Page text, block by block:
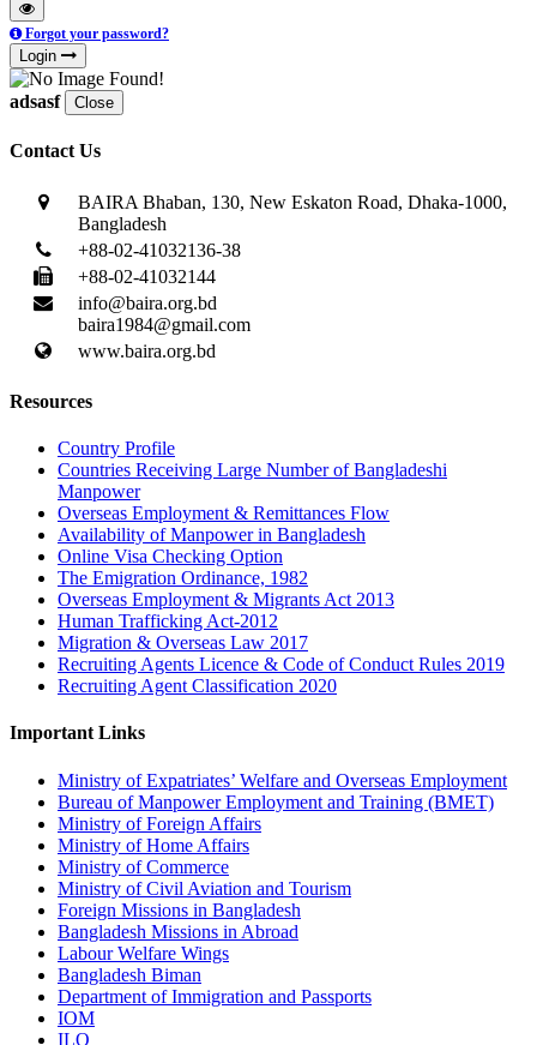
Forgot your password?
Login
adsasf Close
Contact Us
BAIRA Bhaban, 130, New Eskaton Road, Dhaka-1000,
Bangladesh
+88-02-41032136-38
+88-02-41032144
info@baira.org.bd
baira1984@gmail.com
www.baira.org.bd
Resources
Country Profile
Countries Receiving Large Number of Bangladeshi
Manpower
Overseas Employment & Remittances Flow
Availability of Manpower in Bangladesh
Online Visa Checking Option
The Emigration Ordinance, 1982
Overseas Employment & Migrants Act 2013
Human Trafficking Act-2012
Migration & Overseas Law 2017
Recruiting Agents Licence & Code of Conduct Rules 2019
Recruiting Agent Classification 2020
Important Links
Ministry of Expatriates’ Welfare and Overseas Employment
Bureau of Manpower Employment and Training (BMET)
Ministry of Foreign Affairs
Ministry of Home Affairs
Ministry of Commerce
Ministry of Civil Aviation and Tourism
Foreign Missions in Bangladesh
Bangladesh Missions in Abroad
Labour Welfare Wings
Bangladesh Biman
Department of Immigration and Passports
IOM
ILO